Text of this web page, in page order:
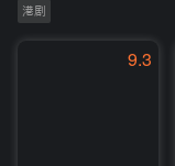
港剧
9.3